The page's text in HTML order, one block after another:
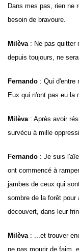
Dans mes pas, rien ne
besoin de bravoure.
Milèva : Ne pas quitter
depuis toujours, ne
Fernando : Qui d'entre
Eux qui n'ont pas eu la
Milèva : Après avoir
survécu à mille
Fernando : Je suis
ont commencé à
jambes de ceux qui
sombre de la forêt pour
découvert, dans leur
Milèva : ...et trouver
ne pas mourir de faim,